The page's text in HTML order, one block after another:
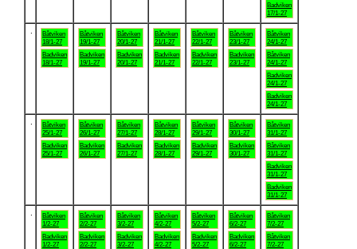
Badviken
17/1-27
Båtviken
18/1-27
Badviken
18/1-27
Båtviken
19/1-27
Badviken
19/1-27
Båtviken
20/1-27
Badviken
20/1-27
Båtviken
21/1-27
Badviken
21/1-27
Båtviken
22/1-27
Badviken
22/1-27
Båtviken
23/1-27
Badviken
23/1-27
Båtviken
24/1-27
Båtviken
24/1-27
Badviken
24/1-27
Badviken
24/1-27
Båtviken
25/1-27
Badviken
25/1-27
Båtviken
26/1-27
Badviken
26/1-27
Båtviken
27/1-27
Badviken
27/1-27
Båtviken
28/1-27
Badviken
28/1-27
Båtviken
29/1-27
Badviken
29/1-27
Båtviken
30/1-27
Badviken
30/1-27
Båtviken
31/1-27
Båtviken
31/1-27
Badviken
31/1-27
Badviken
31/1-27
Båtviken
1/2-27
Badviken
1/2-27
Båtviken
2/2-27
Badviken
2/2-27
Båtviken
3/2-27
Badviken
3/2-27
Båtviken
4/2-27
Badviken
4/2-27
Båtviken
5/2-27
Badviken
5/2-27
Båtviken
6/2-27
Badviken
6/2-27
Båtviken
7/2-27
Båtviken
7/2-27